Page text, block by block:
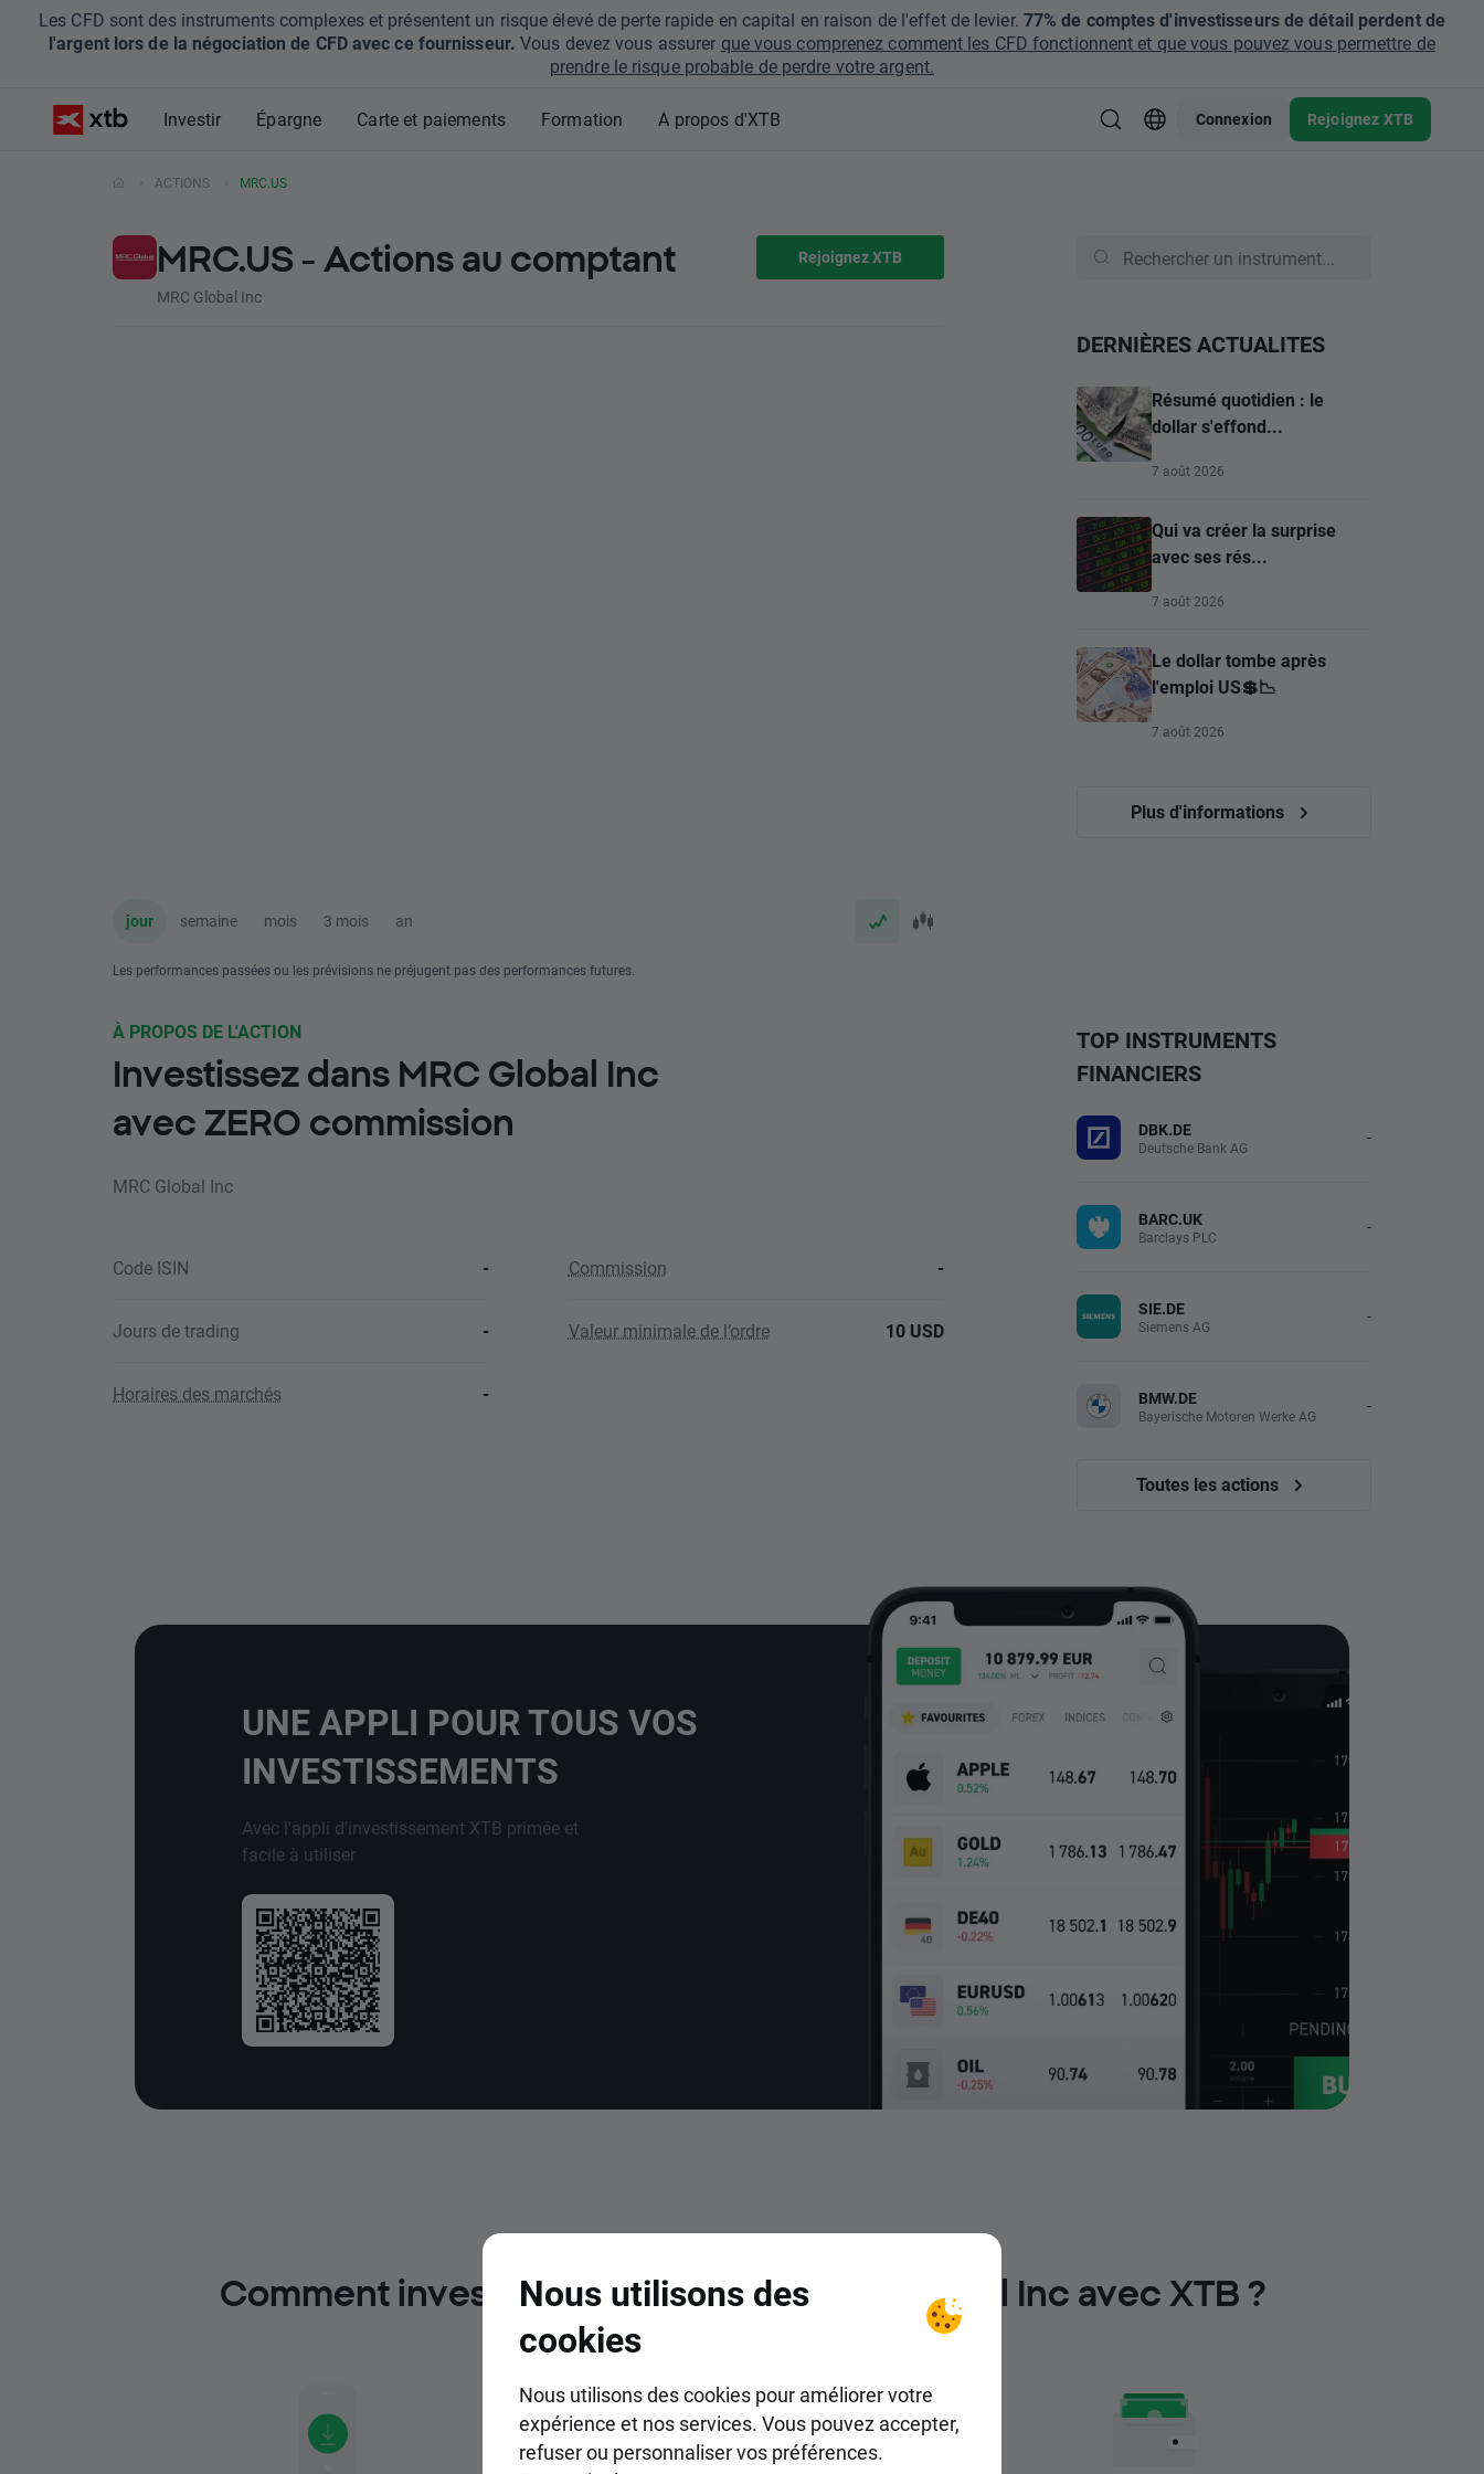
Les CFD sont des instruments complexes et présentent un risque élevé de perte rapide en capital en raison de l'effet de levier. 77% de comptes d'investisseurs de détail perdent de
l'argent lors de la négociation de CFD avec ce fournisseur. Vous devez vous assurer que vous comprenez comment les CFD fonctionnent et que vous pouvez vous permettre de
prendre le risque probable de perdre votre argent.
Investir Épargne Carte et paiements Formation A propos d'XTB Connexion Rejoignez XTB
ACTIONS MRC.US
MRC.US - Actions au comptant
MRC Global Inc
Rejoignez XTB
jour semaine mois 3 mois an
Les performances passées ou les prévisions ne préjugent pas des performances futures.
DERNIÈRES ACTUALITES
Résumé quotidien : le
dollar s'effond...
7 août 2026
Qui va créer la surprise
avec ses rés...
7 août 2026
Le dollar tombe après
l'emploi US💲📉
7 août 2026
Plus d'informations
À PROPOS DE L'ACTION
Investissez dans MRC Global Inc
avec ZERO commission
MRC Global Inc
Code ISIN - Commission -
Jours de trading - Valeur minimale de l’ordre 10 USD
Horaires des marchés -
TOP INSTRUMENTS
FINANCIERS
DBK.DE
Deutsche Bank AG -
BARC.UK
Barclays PLC -
SIE.DE
Siemens AG -
BMW.DE
Bayerische Motoren Werke AG -
Toutes les actions
UNE APPLI POUR TOUS VOS
INVESTISSEMENTS
Avec l'appli d'investissement XTB primée et
facile à utiliser
Comment investir dans les actions MRC Global Inc avec XTB ?
Nous utilisons des
cookies
Nous utilisons des cookies pour améliorer votre
expérience et nos services. Vous pouvez accepter,
refuser ou personnaliser vos préférences.